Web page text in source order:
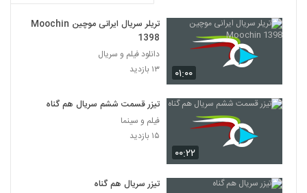
۰۱:۰۰
تریلر سریال ایرانی موچین Moochin
1398
دانلود فیلم و سریال
۱۳ بازدید
۰۰:۲۲
تیزر قسمت ششم سریال هم گناه
فیلم و سینما
۱۵ بازدید
تیزر سریال هم گناه